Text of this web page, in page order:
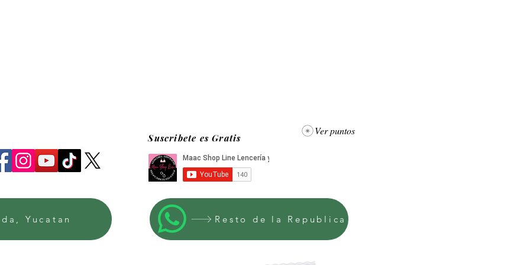
Yucatan
Suscribete es Gratis
Ver puntos
Resto de la Republica